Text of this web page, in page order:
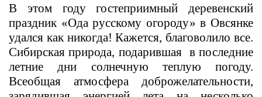
В этом году гостеприимный деревенский
праздник «Ода русскому огороду» в Овсянке
удался как никогда! Кажется, благоволило все.
Сибирская природа, подарившая в последние
летние дни солнечную теплую погоду.
Всеобщая атмосфера доброжелательности,